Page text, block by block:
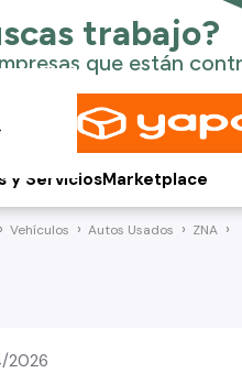
y ServiciosMarketplace
Vehículos Autos Usados ZNA
2026